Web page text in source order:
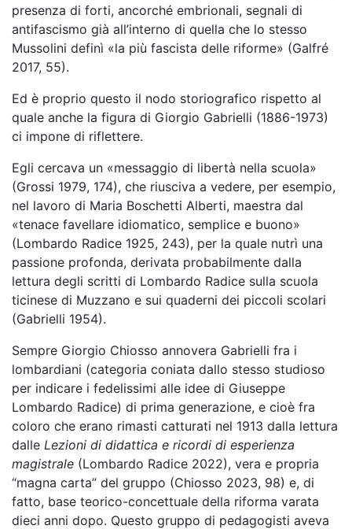
presenza di forti, ancorché embrionali, segnali di
antifascismo già all’interno di quella che lo stesso
Mussolini definì «la più fascista delle riforme» (Galfré
2017, 55).
Ed è proprio questo il nodo storiografico rispetto al
quale anche la figura di Giorgio Gabrielli (1886-1973)
ci impone di riflettere.
Egli cercava un «messaggio di libertà nella scuola»
(Grossi 1979, 174), che riusciva a vedere, per esempio,
nel lavoro di Maria Boschetti Alberti, maestra dal
«tenace favellare idiomatico, semplice e buono»
(Lombardo Radice 1925, 243), per la quale nutrì una
passione profonda, derivata probabilmente dalla
lettura degli scritti di Lombardo Radice sulla scuola
ticinese di Muzzano e sui quaderni dei piccoli scolari
(Gabrielli 1954).
Sempre Giorgio Chiosso annovera Gabrielli fra i
lombardiani (categoria coniata dallo stesso studioso
per indicare i fedelissimi alle idee di Giuseppe
Lombardo Radice) di prima generazione, e cioè fra
coloro che erano rimasti catturati nel 1913 dalla lettura
dalle Lezioni di didattica e ricordi di esperienza
magistrale (Lombardo Radice 2022), vera e propria
“magna carta” del gruppo (Chiosso 2023, 98) e, di
fatto, base teorico-concettuale della riforma varata
dieci anni dopo. Questo gruppo di pedagogisti aveva